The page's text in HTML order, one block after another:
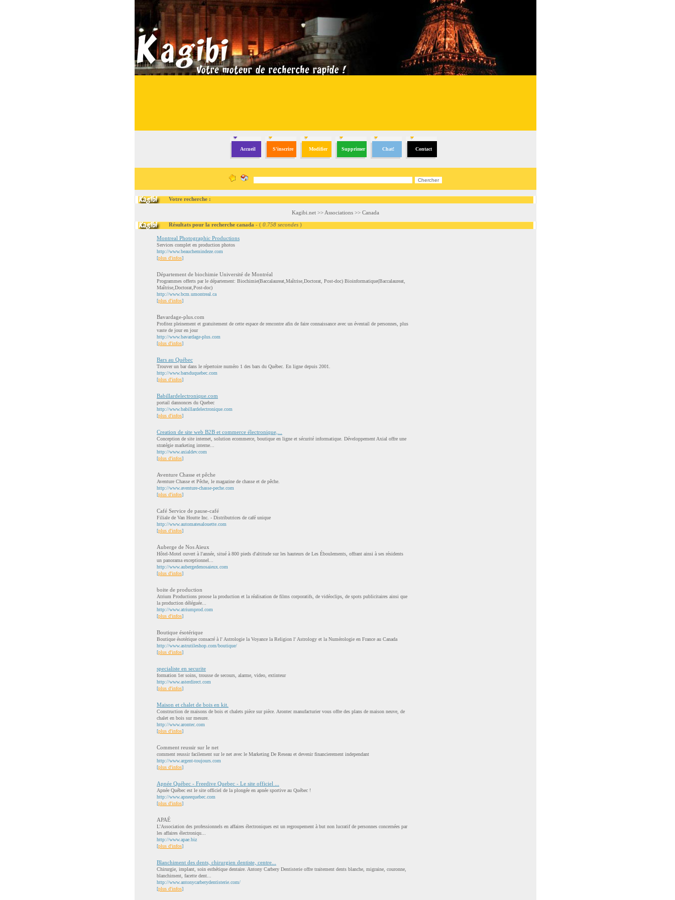
Accueil S'inscrire Modifier Supprimer Chat! Contact
Votre recherche :
Kagibi.net >> Associations >> Canada
Résultats pour la recherche canada - ( 0.758 secondes )
Montreal Photographic Productions
Services complet en production photos
http://www.beauchemindeze.com
[plus d'infos]
Département de biochimie Université de Montréal
Programmes offerts par le département: Biochimie(Baccalaureat,Maîtrise,Doctorat, Post-doc) Bioinformatique(Baccalaureat,
Maîtrise,Doctorat,Post-doc)
http://www.bcm.umontreal.ca
[plus d'infos]
Bavardage-plus.com
Profitez pleinement et gratuitement de cette espace de rencontre afin de faire connaissance avec un éventail de personnes, plus
vaste de jour en jour
http://www.bavardage-plus.com
[plus d'infos]
Bars au Québec
Trouver un bar dans le répertoire numéro 1 des bars du Québec. En ligne depuis 2001.
http://www.barsduquebec.com
[plus d'infos]
Babillardelectronique.com
portail dannonces du Quebec
http://www.babillardelectronique.com
[plus d'infos]
Creation de site web B2B et commerce électronique,...
Conception de site internet, solution ecommerce, boutique en ligne et sécurité informatique. Développement Axial offre une
stratégie marketing interne...
http://www.axialdev.com
[plus d'infos]
Aventure Chasse et pêche
Aventure Chasse et Pêche, le magazine de chasse et de pêche.
http://www.aventure-chasse-peche.com
[plus d'infos]
Café Service de pause-café
Filiale de Van Houtte Inc. - Distributrices de café unique
http://www.automatesalouette.com
[plus d'infos]
Auberge de Nos Aïeux
Hôtel-Motel ouvert à l'année, situé à 800 pieds d'altitude sur les hauteurs de Les Éboulements, offrant ainsi à ses résidents
un panorama exceptionnel...
http://www.aubergedenosaieux.com
[plus d'infos]
boite de production
Atrium Productions proose la production et la réalisation de films corporatifs, de vidéoclips, de spots publicitaires ainsi que
la production déléguée...
http://www.atriumprod.com
[plus d'infos]
Boutique ésotérique
Boutique ésotérique consacré à l' Astrologie la Voyance la Religion l' Astrology et la Numérologie en France au Canada
http://www.astrutileshop.com/boutique/
[plus d'infos]
specialiste en securite
formation 1er soins, trousse de secours, alarme, video, extinteur
http://www.asterdirect.com
[plus d'infos]
Maison et chalet de bois en kit.
Construction de maisons de bois et chalets pièce sur pièce. Arontec manufacturier vous offre des plans de maison neuve, de
chalet en bois sur mesure.
http://www.arontec.com
[plus d'infos]
Comment reussir sur le net
comment reussir facilement sur le net avec le Marketing De Reseau et devenir financierement independant
http://www.argent-toujours.com
[plus d'infos]
Apnée Québec - Freedive Quebec - Le site officiel ...
Apnée Québec est le site officiel de la plongée en apnée sportive au Québec !
http://www.apneequebec.com
[plus d'infos]
APAÉ
L’Association des professionnels en affaires électroniques est un regroupement à but non lucratif de personnes concernées par
les affaires électroniqu...
http://www.apae.biz
[plus d'infos]
Blanchiment des dents, chirurgien dentiste, centre...
Chirurgie, implant, soin esthétique dentaire. Antony Carbery Dentisterie offre traitement dents blanche, migraine, couronne,
blanchiment, facette dent...
http://www.antonycarberydentisterie.com/
[plus d'infos]